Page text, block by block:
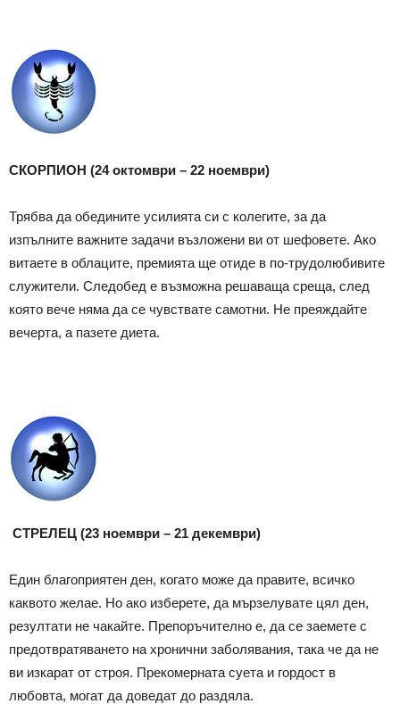
СКОРПИОН (24 октомври – 22 ноември)
Трябва да обедините усилията си с колегите, за да
изпълните важните задачи възложени ви от шефовете. Ако
витаете в облаците, премията ще отиде в по-трудолюбивите
служители. Следобед е възможна решаваща среща, след
която вече няма да се чувствате самотни. Не преяждайте
вечерта, а пазете диета.
СТРЕЛЕЦ (23 ноември – 21 декември)
Един благоприятен ден, когато може да правите, всичко
каквото желае. Но ако изберете, да мързелувате цял ден,
резултати не чакайте. Препоръчително е, да се заемете с
предотвратяването на хронични заболявания, така че да не
ви изкарат от строя. Прекомерната суета и гордост в
любовта, могат да доведат до раздяла.